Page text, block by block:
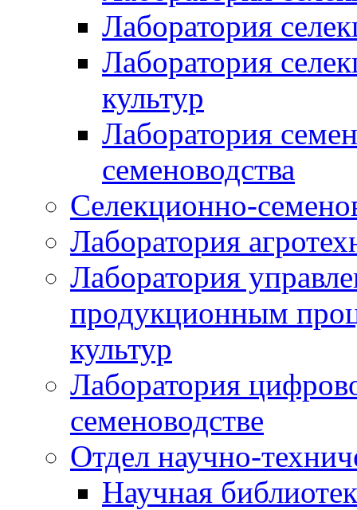
Лаборатория
Лаборатория
культур
Лаборатория
семеноводства
Селекционно-
Лаборатория
Лаборатория
продукционным
культур
Лаборатория
семеноводстве
Отдел научно-
Научная